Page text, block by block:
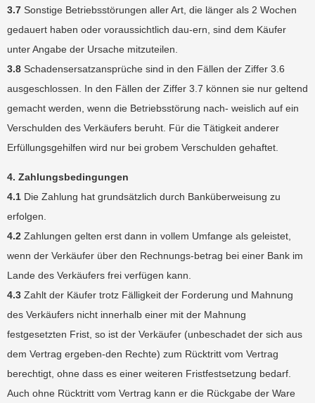
3.7 Sonstige Betriebsstörungen aller Art, die länger als 2 Wochen
gedauert haben oder voraussichtlich dau-ern, sind dem Käufer
unter Angabe der Ursache mitzuteilen.
3.8 Schadensersatzansprüche sind in den Fällen der Ziffer 3.6
ausgeschlossen. In den Fällen der Ziffer 3.7 können sie nur geltend
gemacht werden, wenn die Betriebsstörung nach- weislich auf ein
Verschulden des Verkäufers beruht. Für die Tätigkeit anderer
Erfüllungsgehilfen wird nur bei grobem Verschulden gehaftet.
4. Zahlungsbedingungen
4.1 Die Zahlung hat grundsätzlich durch Banküberweisung zu
erfolgen.
4.2 Zahlungen gelten erst dann in vollem Umfange als geleistet,
wenn der Verkäufer über den Rechnungs-betrag bei einer Bank im
Lande des Verkäufers frei verfügen kann.
4.3 Zahlt der Käufer trotz Fälligkeit der Forderung und Mahnung
des Verkäufers nicht innerhalb einer mit der Mahnung
festgesetzten Frist, so ist der Verkäufer (unbeschadet der sich aus
dem Vertrag ergeben-den Rechte) zum Rücktritt vom Vertrag
berechtigt, ohne dass es einer weiteren Fristfestsetzung bedarf.
Auch ohne Rücktritt vom Vertrag kann er die Rückgabe der Ware